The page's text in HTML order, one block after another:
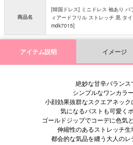
商品名
[韓国ドレス] ミニドレス 袖あり パ
ィアードフリル ストレッチ 黒 タ
mdk7015]
アイテム説明 イメージ
絶妙な甘辛バランス
シンプルなワンカラ
小顔効果抜群なスクエアネッ
気になるバストも可愛く
ゴールドジップでコーデに色気
伸縮性のあるストレッチ
都会的な気品を纏う大人の